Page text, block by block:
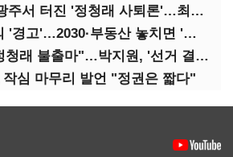
"당권은 짧다" 광주서 터진 '정청래 사퇴론'…최고위 '아수라장'
서울시장 선거의 '경고'…2030·부동산 놓치면 '총선도 대선도' 패배
"지도부 사퇴, 정청래 불출마"…박지원, '선거 결과 책임' 강조
심 마무리 발언 "정권은 짧다"